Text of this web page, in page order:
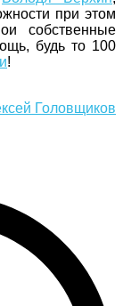
при этом
собственные
будь то 100
!
Головщиков